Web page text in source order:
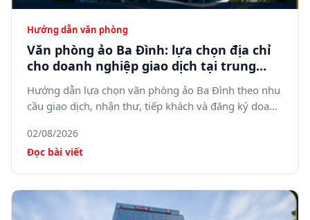
Hướng dẫn văn phòng
Văn phòng ảo Ba Đình: lựa chọn địa chỉ
cho doanh nghiệp giao dịch tại trung
tâm Hà Nội
Hướng dẫn lựa chọn văn phòng ảo Ba Đình theo nhu
cầu giao dịch, nhận thư, tiếp khách và đăng ký doanh
02/08/2026
Đọc bài viết